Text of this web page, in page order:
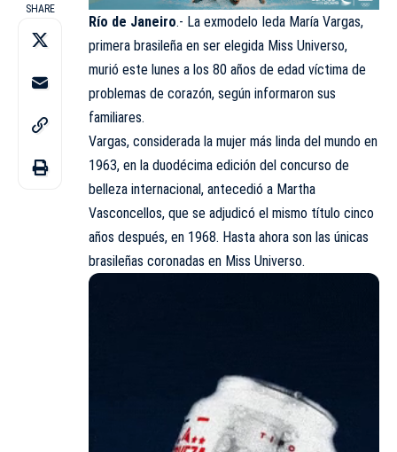
SHARE
Río de Janeiro.- La exmodelo Ieda María Vargas,
primera brasileña en ser elegida Miss Universo,
murió este lunes a los 80 años de edad víctima de
problemas de corazón, según informaron sus
familiares.
Vargas, considerada la mujer más linda del mundo en
1963, en la duodécima edición del concurso de
belleza internacional, antecedió a Martha
Vasconcellos, que se adjudicó el mismo título cinco
años después, en 1968. Hasta ahora son las únicas
brasileñas coronadas en Miss Universo.